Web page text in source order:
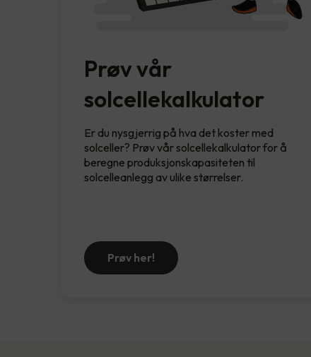
Prøv vår
solcellekalkulator
Er du nysgjerrig på hva det koster med
solceller? Prøv vår solcellekalkulator for å
beregne produksjonskapasiteten til
solcelleanlegg av ulike størrelser.
Prøv her!